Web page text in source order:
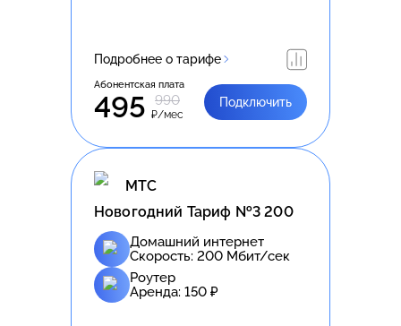
Подробнее о тарифе
Абонентская плата
495 990
₽/мес
Подключить
МТС
Новогодний Тариф №3 200
Домашний интернет
Скорость: 200 Мбит/сек
Роутер
Аренда: 150 ₽